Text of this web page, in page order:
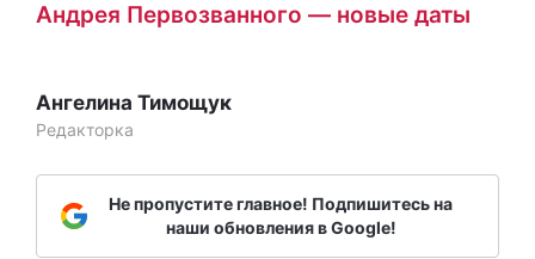
Андрея Первозванного — новые даты
Ангелина Тимощук
Редакторка
Не пропустите главное! Подпишитесь на
наши обновления в Google!